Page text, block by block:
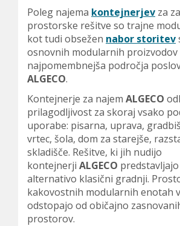
Poleg najema kontejnerjev za
prostorske rešitve so trajne
kot tudi obsežen nabor storitev
osnovnih modularnih proizvodov
najpomembnejša področja
ALGECO.
Kontejnerje za najem ALGECO
prilagodljivost za skoraj vsako
uporabe: pisarna, uprava,
vrtec, šola, dom za starejše,
skladišče. Rešitve, ki jih nudijo
kontejnerji ALGECO
alternativo klasični gradnji.
kakovostnih modularnih enotah
odstopajo od običajno
prostorov.